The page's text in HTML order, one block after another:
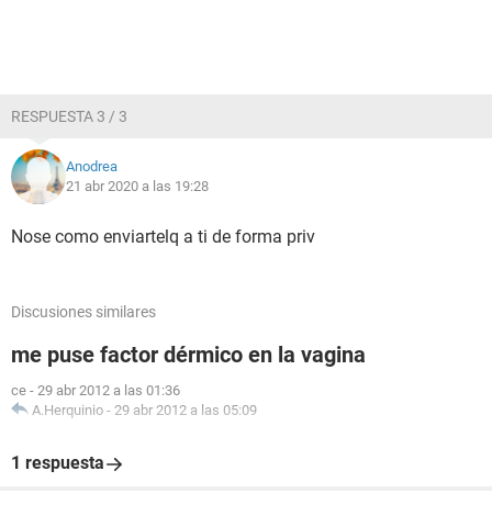
RESPUESTA 3 / 3
Anodrea
21 abr 2020 a las 19:28
Nose como enviartelq a ti de forma priv
Discusiones similares
me puse factor dérmico en la vagina
ce - 29 abr 2012 a las 01:36
A.Herquinio - 29 abr 2012 a las 05:09
1 respuesta